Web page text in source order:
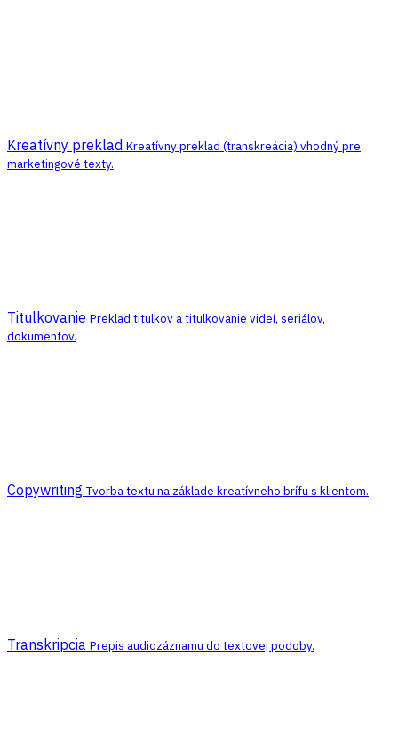
Kreatívny preklad Kreatívny preklad (transkreácia) vhodný pre
marketingové texty.
Titulkovanie Preklad titulkov a titulkovanie videí, seriálov,
dokumentov.
Copywriting Tvorba textu na základe kreatívneho brífu s klientom.
Transkripcia Prepis audiozáznamu do textovej podoby.